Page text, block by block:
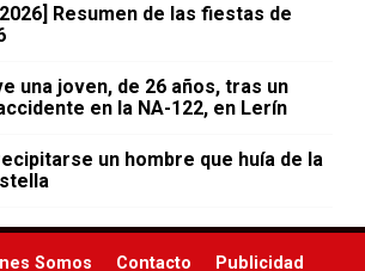
Resumen de las fiestas de
una joven, de 26 años, tras un
en la NA-122, en Lerín
un hombre que huía de la
Somos Contacto
Publicidad